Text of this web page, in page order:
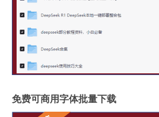
免费可商用字体批量下载